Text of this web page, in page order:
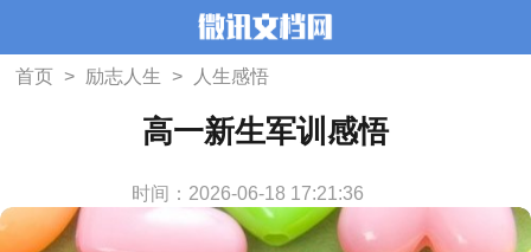
首页 > 励志人生 > 人生感悟
高一新生军训感悟
时间：2026-06-18 17:21:36